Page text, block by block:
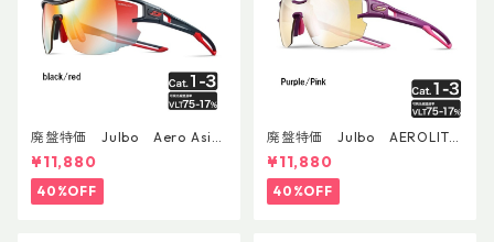
廃盤特価 Julbo Aero Asia
nFit
¥11,880
40%OFF
廃盤特価 Julbo AEROLITE
AsianFit
¥11,880
40%OFF